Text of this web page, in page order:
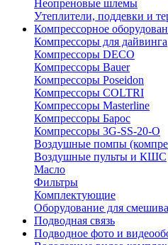
Неопреновые шлемы
Утеплители, поддевки и
Компрессорное
Компрессоры для дайвинга
Компрессоры DECO
Компрессоры Bauer
Компрессоры Poseidon
Компрессоры COLTRI
Компрессоры Masterline
Компрессоры Барос
Компрессоры 3G-SS-20-O
Воздушные помпы
Воздушные пульты и КШС
Масло
Фильтры
Комплектующие
Оборудование для
Подводная связь
Подводное фото и